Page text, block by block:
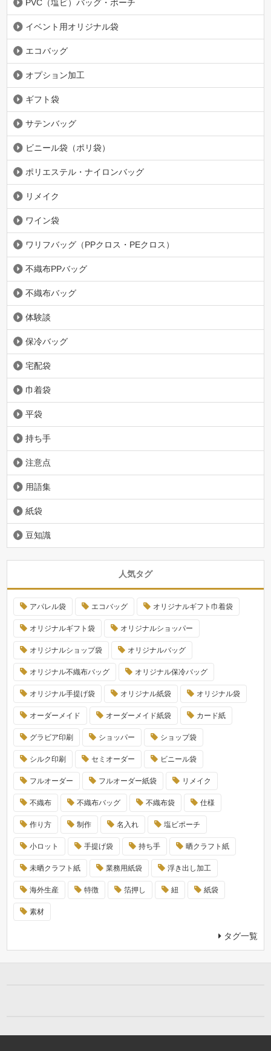
PVC（塩ビ）バッグ・ポーチ
イベント用オリジナル袋
エコバッグ
オプション加工
ギフト袋
サテンバッグ
ビニール袋（ポリ袋）
ポリエステル・ナイロンバッグ
リメイク
ワイン袋
ワリフバッグ（PPクロス・PEクロス）
不織布PPバッグ
不織布バッグ
体験談
保冷バッグ
宅配袋
巾着袋
平袋
持ち手
注意点
用語集
紙袋
豆知識
人気タグ
アパレル袋 エコバッグ オリジナルギフト巾着袋
オリジナルギフト袋 オリジナルショッパー
オリジナルショップ袋 オリジナルバッグ
オリジナル不織布バッグ オリジナル保冷バッグ
オリジナル手提げ袋 オリジナル紙袋 オリジナル袋
オーダーメイド オーダーメイド紙袋 カード紙
グラビア印刷 ショッパー ショップ袋
シルク印刷 セミオーダー ビニール袋
フルオーダー フルオーダー紙袋 リメイク
不織布 不織布バッグ 不織布袋 仕様
作り方 制作 名入れ 塩ビポーチ
小ロット 手提げ袋 持ち手 晒クラフト紙
未晒クラフト紙 業務用紙袋 浮き出し加工
海外生産 特徴 箔押し 紐 紙袋
素材
タグ一覧